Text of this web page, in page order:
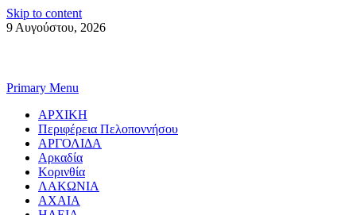
Skip to content
9 Αυγούστου, 2026
Primary Menu
ΑΡΧΙΚΗ
Περιφέρεια Πελοποννήσου
ΑΡΓΟΛΙΔΑ
Αρκαδία
Κορινθία
ΛΑΚΩΝΙΑ
ΑΧΑΙΑ